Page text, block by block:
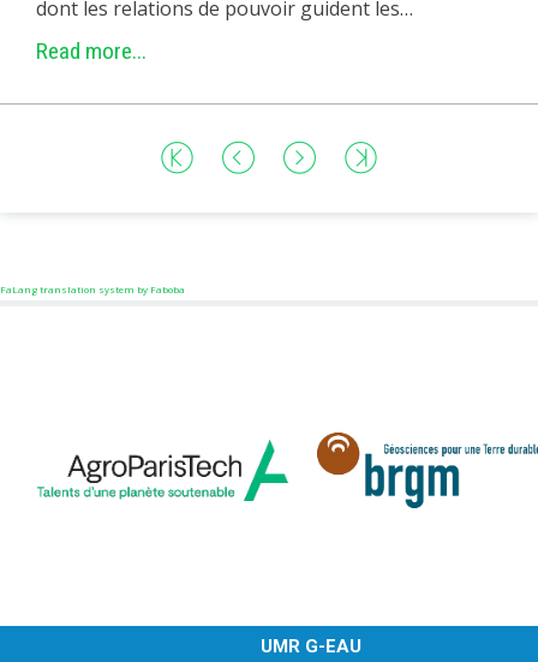
dont les relations de pouvoir guident les…
Read more...
FaLang translation system by Faboba
UMR G-EAU